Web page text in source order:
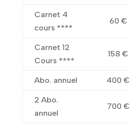
Carnet 4
cours ****
60 €
Carnet 12
Cours ****
158 €
Abo. annuel 400 €
2 Abo.
annuel
700 €